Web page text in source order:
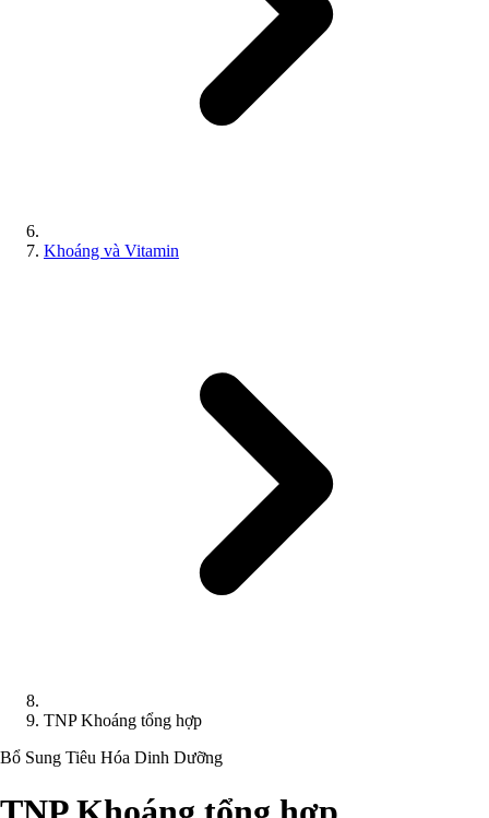
Khoáng và Vitamin
TNP Khoáng tổng hợp
Bổ Sung Tiêu Hóa Dinh Dưỡng